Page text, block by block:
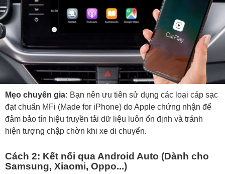
Mẹo chuyên gia: Bạn nên ưu tiên sử dụng các loại cáp sạc
đạt chuẩn MFi (Made for iPhone) do Apple chứng nhận để
đảm bảo tín hiệu truyền tải dữ liệu luôn ổn định và tránh
hiện tượng chập chờn khi xe di chuyển.
Cách 2: Kết nối qua Android Auto (Dành cho
Samsung, Xiaomi, Oppo...)